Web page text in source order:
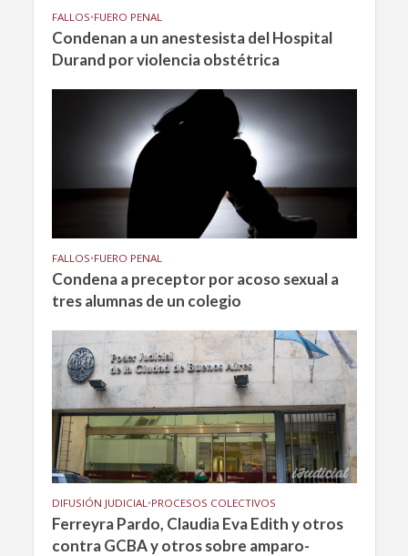
FALLOS•FUERO PENAL
Condenan a un anestesista del Hospital
Durand por violencia obstétrica
FALLOS•FUERO PENAL
Condena a preceptor por acoso sexual a
tres alumnas de un colegio
DIFUSIÓN JUDICIAL •PROCESOS COLECTIVOS
Ferreyra Pardo, Claudia Eva Edith y otros
contra GCBA y otros sobre amparo-